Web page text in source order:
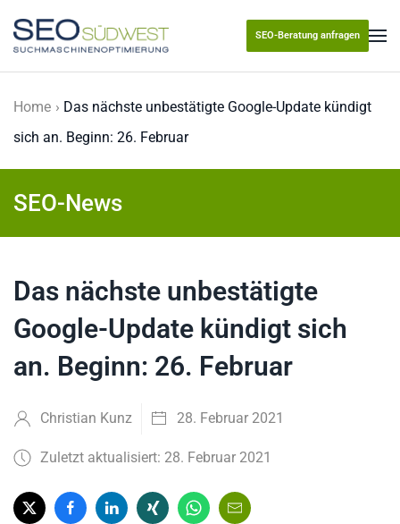
Skip to main content
SEO-Beratung anfragen
Home
Das nächste unbestätigte Google-Update kündigt
sich an. Beginn: 26. Februar
SEO-News
Das nächste unbestätigte
Google-Update kündigt sich
an. Beginn: 26. Februar
Christian Kunz 28. Februar 2021
Zuletzt aktualisiert: 28. Februar 2021